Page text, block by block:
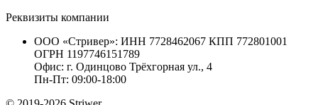
Реквизиты компании
ООО «Стривер»: ИНН 7728462067 КПП 772801001
ОГРН 1197746151789
Офис: г. Одинцово Трёхгорная ул., 4
Пн-Пт: 09:00-18:00